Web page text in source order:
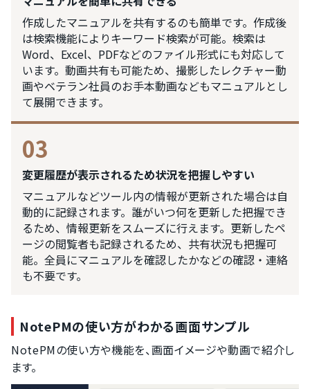
作成したマニュアルを共有するのも簡単です。作成後
は検索機能によりキーワード検索が可能。検索は
Word、Excel、PDFなどのファイル形式にも対応して
います。動画共有も可能ため、撮影したレクチャー動
画やベテラン社員のお手本動画などもマニュアルとし
て展開できます。
03
変更履歴が表示されるため状況を把握しやすい
マニュアルなどツール内の情報が更新された場合は自
動的に記録されます。誰がいつ何を更新した把握でき
るため、情報更新をスムーズに行えます。更新したペ
ージの閲覧者も記録されるため、共有状況も把握可
能。全員にマニュアルを確認したかなどの確認・連絡
も不要です。
NotePMの使い方がわかる画面サンプル
NotePMの使い方や機能を、画面イメージや動画で紹介し
ます。